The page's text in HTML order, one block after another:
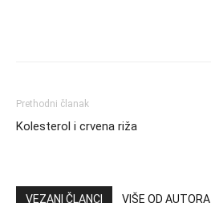
Prethodni članak
Kolesterol i crvena riža
VEZANI ČLANCI VIŠE OD AUTORA